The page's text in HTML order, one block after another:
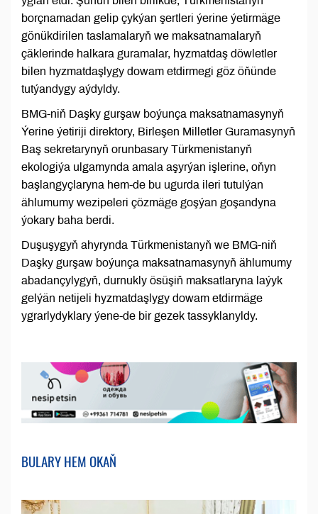
borçnamadan gelip çykýan şertleri ýerine ýetirmäge
gönükdirilen taslamalaryň we maksatnamalaryň
çäklerinde halkara guramalar, hyzmatdaş döwletler
bilen hyzmatdaşlygy dowam etdirmegi göz öňünde
tutýandygy aýdyldy.
BMG-niň Daşky gurşaw boýunça maksatnamasynyň
Ýerine ýetiriji direktory, Birleşen Milletler Guramasynyň
Baş sekretarynyň orunbasary Türkmenistanyň
ekologiýa ulgamynda amala aşyrýan işlerine, oňyn
başlangyçlaryna hem-de bu ugurda ileri tutulýan
ählumumy wezipeleri çözmäge goşýan goşandyna
ýokary baha berdi.
Duşuşygyň ahyrynda Türkmenistanyň we BMG-niň
Daşky gurşaw boýunça maksatnamasynyň ählumumy
abadançylygyň, durnukly ösüşiň maksatlaryna laýyk
gelýän netijeli hyzmatdaşlygy dowam etdirmäge
ygrarlydyklary ýene-de bir gezek tassyklanyldy.
BULARY HEM OKAŇ